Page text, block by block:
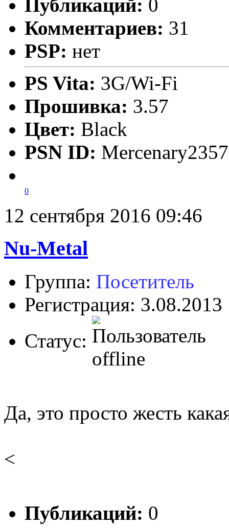
Публикаций: 0
Комментариев: 31
PSP: нет
PS Vita: 3G/Wi-Fi
Прошивка: 3.57
Цвет: Black
PSN ID: Mercenary2357
0
12 сентября 2016 09:46
Nu-Metal
Группа: Посетитель
Регистрация: 3.08.2013
Статус:
Да, это просто жесть
<
Публикаций: 0